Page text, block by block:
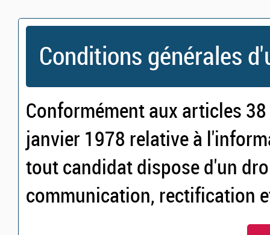
Conditions générales
Conformément aux articles
janvier 1978 relative à
tout candidat dispose d'un
communication, rectification